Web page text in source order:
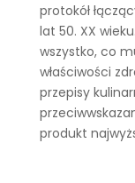
protokół
lat 50. XX
wszystko, co
właściwości
przepisy
produkt